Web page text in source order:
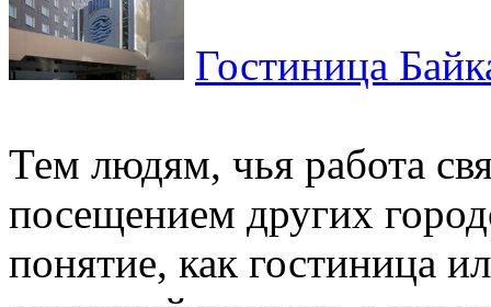
Гостиница
Тем людям, чья работа
посещением других
понятие, как гостиница